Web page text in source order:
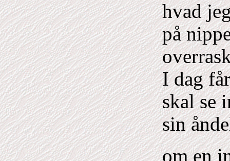
hvad
på
I dag
skal se
sin
om en